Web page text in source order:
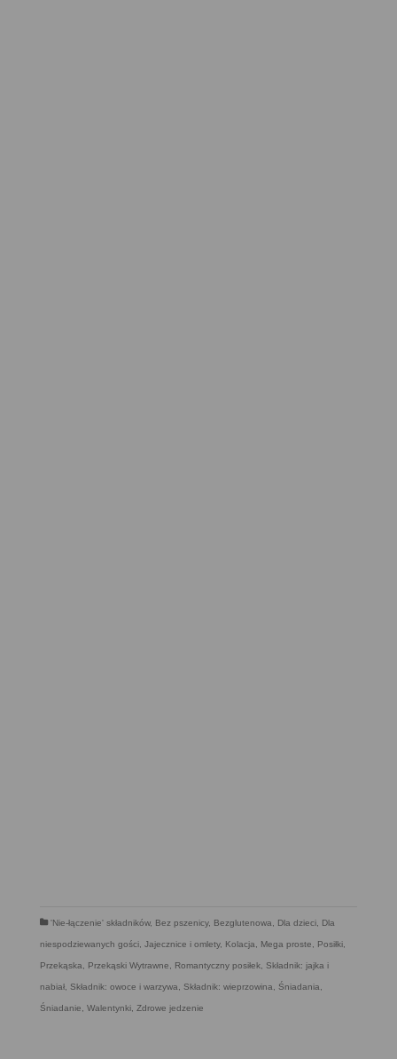
'Nie-łączenie' składników, Bez pszenicy, Bezglutenowa Dla dzieci Dla
niespodziewanych gości Jajecznice i omlety, Kolacja Mega proste Posiłki
Przekąska Przekąski Wytrawne Romantyczny posiłek Składnik: jajka i
nabiał Składnik: owoce i warzywa Składnik: wieprzowina Śniadania
Śniadanie Walentynki Zdrowe jedzenie